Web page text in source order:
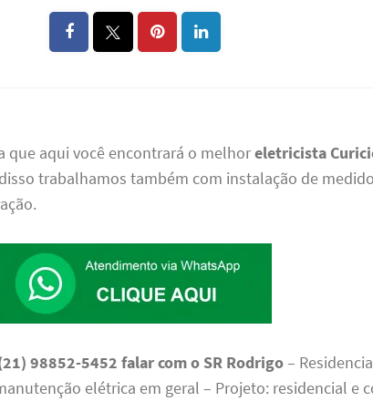
que aqui você encontrará o melhoreletricista
trabalhamos também com instalação de
98852-5452 falar com o SR Rodrigo–
elétrica em geral – Projeto: residencial e